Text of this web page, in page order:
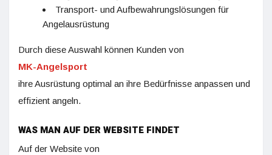
Transport- und Aufbewahrungslösungen für
Angelausrüstung
Durch diese Auswahl können Kunden von
MK-Angelsport
ihre Ausrüstung optimal an ihre Bedürfnisse anpassen und
effizient angeln.
WAS MAN AUF DER WEBSITE FINDET
Auf der Website von